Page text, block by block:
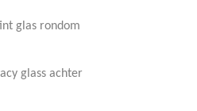
glas rondom
glass achter